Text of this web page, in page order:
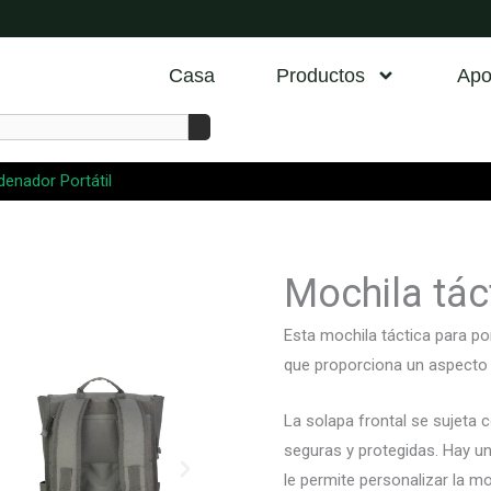
Casa Productos
Portátil
Mochila
Esta mochila táctica para
que proporciona un
La solapa frontal se sujeta
seguras y protegidas. Hay
le permite personalizar la